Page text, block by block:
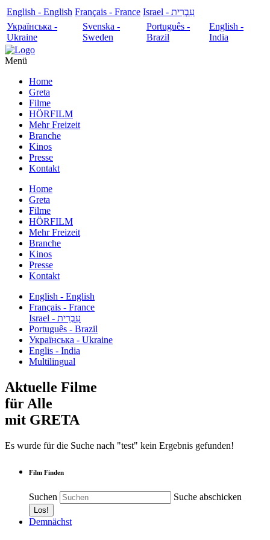
English - English Français - France
עִבְרִית - Israel
Українська -
Ukraine
Svenska -
Sweden
Português -
Brazil
English -
India
Menü
Home
Greta
Filme
HÖRFILM
Mehr Freizeit
Branche
Kinos
Presse
Kontakt
Home
Greta
Filme
HÖRFILM
Mehr Freizeit
Branche
Kinos
Presse
Kontakt
English - English
Français - France
עִבְרִית - Israel
Português - Brazil
Українська - Ukraine
Englis - India
Multilingual
Aktuelle Filme
für Alle
mit GRETA
Es wurde für die Suche nach "test" kein Ergebnis gefunden!
Film Finden
Suchen Suche abschicken
Demnächst